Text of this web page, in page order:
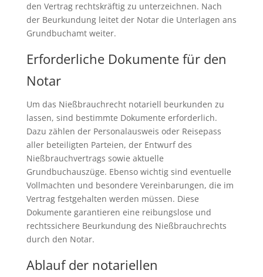
den Vertrag rechtskräftig zu unterzeichnen. Nach
der Beurkundung leitet der Notar die Unterlagen ans
Grundbuchamt weiter.
Erforderliche Dokumente für den
Notar
Um das Nießbrauchrecht notariell beurkunden zu
lassen, sind bestimmte Dokumente erforderlich.
Dazu zählen der Personalausweis oder Reisepass
aller beteiligten Parteien, der Entwurf des
Nießbrauchvertrags sowie aktuelle
Grundbuchauszüge. Ebenso wichtig sind eventuelle
Vollmachten und besondere Vereinbarungen, die im
Vertrag festgehalten werden müssen. Diese
Dokumente garantieren eine reibungslose und
rechtssichere Beurkundung des Nießbrauchrechts
durch den Notar.
Ablauf der notariellen